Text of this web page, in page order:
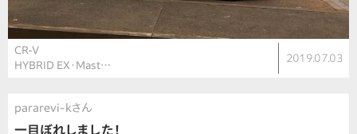
CR-V
HYBRID EX・Mast…
2019.07.03
pararevi-kさん
一目ぼれしました！